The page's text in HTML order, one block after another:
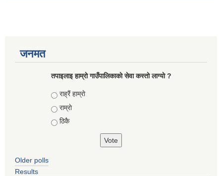
जनमत
तपाइलाइ हाम्राे गाउँपालिकाकाे सेवा कस्ताे लाग्याे ?
Choices
राह्रैं हाम्राे
राम्राे
ठिकै
Older polls
Results